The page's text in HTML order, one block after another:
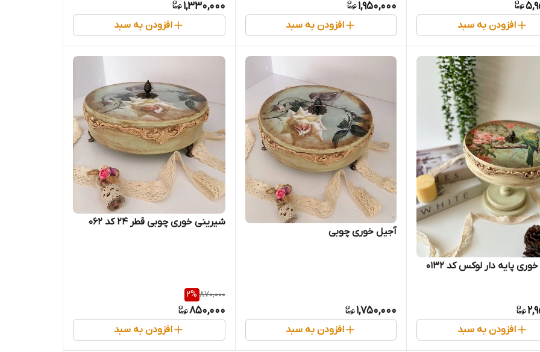
افزودن به سبد
1,950,000
افزودن به سبد
1,330,000
افزودن به سبد
پایه دار لوکس کد ۰۱۳۲
افزودن به سبد
آجیل خوری چوبی
1,750,000
افزودن به سبد
شیرینی خوری چوبی قطر ۲۴ کد 062
870,000
2%
850,000
افزودن به سبد